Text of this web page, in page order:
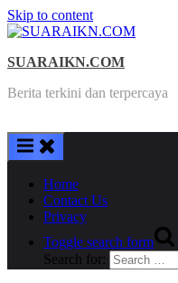
Skip to content
SUARAIKN.COM
Berita terkini dan terpercaya
Home
Contact Us
Privacy
Toggle search form
Search for: